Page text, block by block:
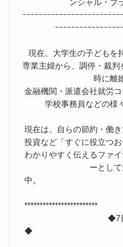
ンシャル・プ
ｰｰｰｰｰｰｰｰｰｰｰｰｰｰｰｰｰｰｰｰｰｰｰ
ｰｰｰｰｰｰｰｰｰｰｰｰｰｰｰｰ
現在、大学生の子どもを
専業主婦から、調停・裁
時に離
金融機関・派遣会社就労
学校事務員などの様
現在は、自らの節約・働
投資など「すぐに役立つ
わかりやすく伝えるファ
ーとし
中
◆7日間の無